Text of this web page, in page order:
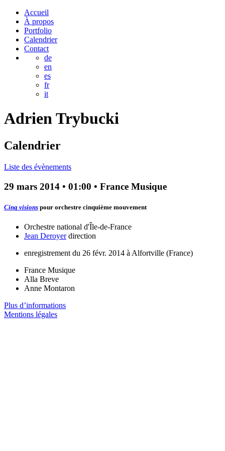
Accueil
À propos
Portfolio
Calendrier
Contact
de
en
es
fr
it
AdrienTrybucki
Calendrier
Liste des évènements
29 mars 2014 • 01:00 • France Musique
Cinq visions pour orchestre cinquième mouvement
Orchestre national d'Île-de-France
Jean Deroyer direction
enregistrement du 26 févr. 2014 à Alfortville (France)
France Musique
Alla Breve
Anne Montaron
Plus d’informations
Mentions légales